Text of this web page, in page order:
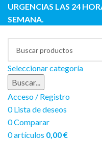
URGENCIAS LAS 24
SEMANA.
Seleccionar categoría
Buscar...
Acceso / Registro
0Lista de deseos
0Comparar
0artículos 0,00€